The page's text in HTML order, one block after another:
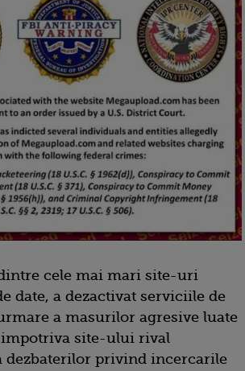
cele mai mari site-uri
date, a dezactivat serviciile de
a masurilor agresive luate
impotriva site-ului rival
dezbaterilor privind incercarile